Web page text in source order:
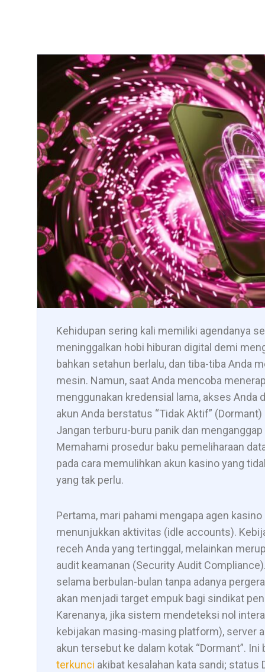
Kehidupan sering kali memiliki agendanya
meninggalkan hobi hiburan digital demi
bahkan setahun berlalu, dan tiba-tiba Anda
mesin. Namun, saat Anda mencoba
menggunakan kredensial lama, akses Anda
akun Anda berstatus “Tidak Aktif”
Jangan terburu-buru panik dan
Memahami prosedur baku pemeliharaan
pada cara memulihkan akun kasino yang
yang tak perlu.
Pertama, mari pahami mengapa agen
menunjukkan aktivitas (idle accounts).
receh Anda yang tertinggal, melainkan
audit keamanan (Security Audit
selama berbulan-bulan tanpa adanya
akan menjadi target empuk bagi sindikat
Karenanya, jika sistem mendeteksi nol
kebijakan masing-masing platform), server
akun tersebut ke dalam kotak “Dormant”.
terkunci akibat kesalahan kata sandi;